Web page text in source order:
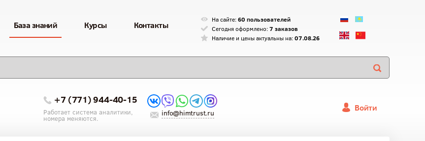
База знаний Курсы Контакты
На сайте:60 пользователей
Сегодня оформлено:7 заказов
Наличие и цены актуальны на:07.08.26
+7 (771) 944-40-15
Работает система аналитики,
номера меняются.
info@himtrust.ru Войти